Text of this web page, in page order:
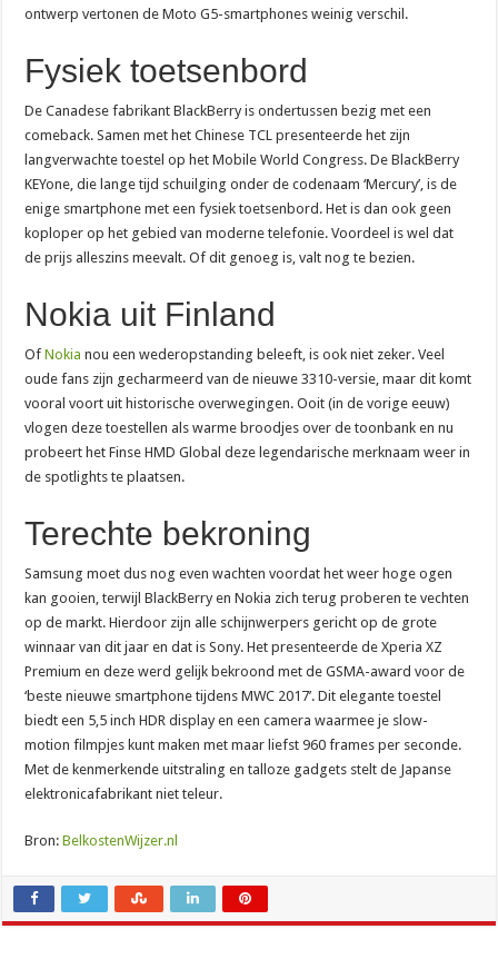
ontwerp vertonen de Moto G5-smartphones weinig verschil.
Fysiek toetsenbord
De Canadese fabrikant BlackBerry is ondertussen bezig met een
comeback. Samen met het Chinese TCL presenteerde het zijn
langverwachte toestel op het Mobile World Congress. De BlackBerry
KEYone, die lange tijd schuilging onder de codenaam ‘Mercury’, is de
enige smartphone met een fysiek toetsenbord. Het is dan ook geen
koploper op het gebied van moderne telefonie. Voordeel is wel dat
de prijs alleszins meevalt. Of dit genoeg is, valt nog te bezien.
Nokia uit Finland
OfNokia nou een wederopstanding beleeft, is ook niet zeker. Veel
oude fans zijn gecharmeerd van de nieuwe 3310-versie, maar dit komt
vooral voort uit historische overwegingen. Ooit (in de vorige eeuw)
vlogen deze toestellen als warme broodjes over de toonbank en nu
probeert het Finse HMD Global deze legendarische merknaam weer in
de spotlights te plaatsen.
Terechte bekroning
Samsung moet dus nog even wachten voordat het weer hoge ogen
kan gooien, terwijl BlackBerry en Nokia zich terug proberen te vechten
op de markt. Hierdoor zijn alle schijnwerpers gericht op de grote
winnaar van dit jaar en dat is Sony. Het presenteerde de Xperia XZ
Premium en deze werd gelijk bekroond met de GSMA-award voor de
‘beste nieuwe smartphone tijdens MWC 2017’. Dit elegante toestel
biedt een 5,5 inch HDR display en een camera waarmee je slow-
motion filmpjes kunt maken met maar liefst 960 frames per seconde.
Met de kenmerkende uitstraling en talloze gadgets stelt de Japanse
elektronicafabrikant niet teleur.
Bron:BelkostenWijzer.nl